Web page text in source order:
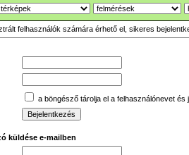
felhasználók számára érhető el, sikeres
a böngésző tárolja el a felhasználónevet és
küldése e-mailben